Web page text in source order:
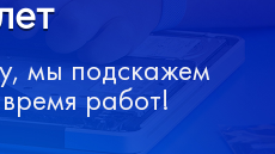
мы подскажем
работ!